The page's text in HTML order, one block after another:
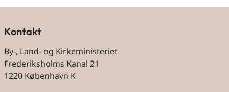
Kontakt
By-, Land- og Kirkeministeriet
Frederiksholms Kanal 21
1220 København K